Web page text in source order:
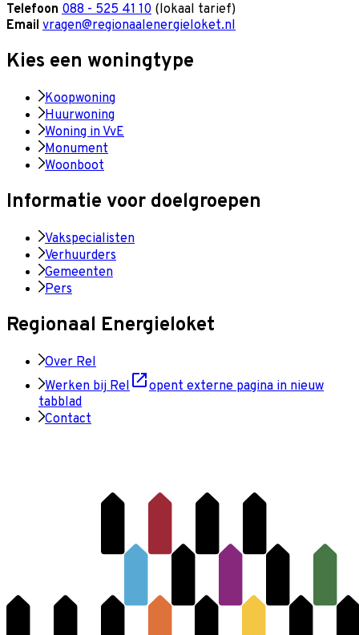
Telefoon 088 - 525 41 10 (lokaal tarief)
Email vragen@regionaalenergieloket.nl
Kies een woningtype
Koopwoning
Huurwoning
Woning in VvE
Monument
Woonboot
Informatie voor doelgroepen
Vakspecialisten
Verhuurders
Gemeenten
Pers
Regionaal Energieloket
Over Rel
Werken bij Rel
opent externe pagina in nieuw
tabblad
Contact